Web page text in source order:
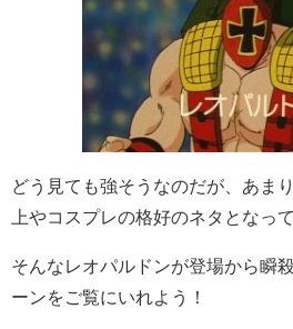
どう見ても強そうなのだが、あま
上やコスプレの格好のネタとなっ
そんなレオパルドンが登場から瞬
ーンをご覧にいれよう！